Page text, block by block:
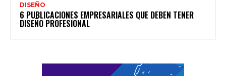
DISEÑO
6 PUBLICACIONES EMPRESARIALES QUE DEBEN TENER
DISEÑO PROFESIONAL